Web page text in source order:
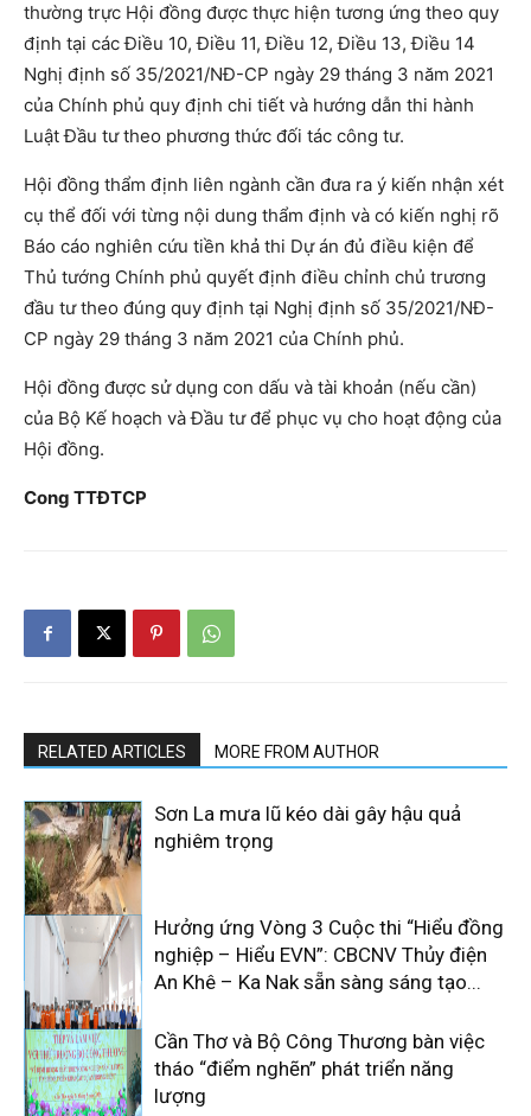
thường trực Hội đồng được thực hiện tương ứng theo quy
định tại các Điều 10, Điều 11, Điều 12, Điều 13, Điều 14
Nghị định số 35/2021/NĐ-CP ngày 29 tháng 3 năm 2021
của Chính phủ quy định chi tiết và hướng dẫn thi hành
Luật Đầu tư theo phương thức đối tác công tư.
Hội đồng thẩm định liên ngành cần đưa ra ý kiến nhận xét
cụ thể đối với từng nội dung thẩm định và có kiến nghị rõ
Báo cáo nghiên cứu tiền khả thi Dự án đủ điều kiện để
Thủ tướng Chính phủ quyết định điều chỉnh chủ trương
đầu tư theo đúng quy định tại Nghị định số 35/2021/NĐ-
CP ngày 29 tháng 3 năm 2021 của Chính phủ.
Hội đồng được sử dụng con dấu và tài khoản (nếu cần)
của Bộ Kế hoạch và Đầu tư để phục vụ cho hoạt động của
Hội đồng.
Cong TTĐTCP
RELATED ARTICLES MORE FROM AUTHOR
Sơn La mưa lũ kéo dài gây hậu quả
nghiêm trọng
Hưởng ứng Vòng 3 Cuộc thi “Hiểu đồng
nghiệp – Hiểu EVN”: CBCNV Thủy điện
An Khê – Ka Nak sẵn sàng sáng tạo...
Cần Thơ và Bộ Công Thương bàn việc
tháo “điểm nghẽn” phát triển năng
lượng